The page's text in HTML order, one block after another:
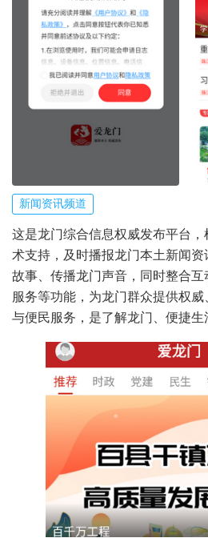
新闻资讯频道
这是龙门综合信息权威发布平台
术支持，及时播报龙门本土新闻
故事、传播龙门声音，同时整合
服务等功能，为龙门群众提供权
与便民服务，是了解龙门、便捷生